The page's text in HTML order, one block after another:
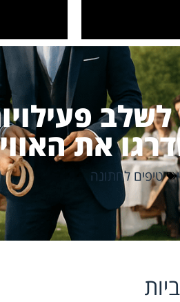
את
טיפים לחתונה